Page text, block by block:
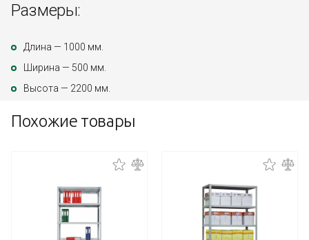
Размеры:
Длина — 1000 мм.
Ширина — 500 мм.
Высота — 2200 мм.
Похожие товары